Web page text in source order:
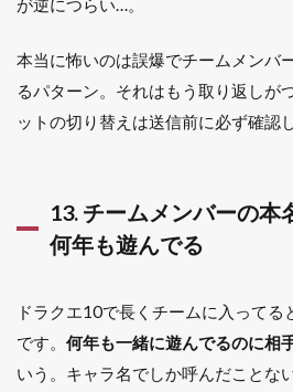
が逆につらい…。
本当に怖いのは誤爆でチームメンバ
るパターン。それはもう取り返しが
ットの切り替えは送信前に必ず確認
13. チームメンバーの本
何年も遊んでる
ドラクエ10で長くチームに入ってる
です。 何年も一緒に遊んでるのに相
いう。キャラ名でしか呼んだことな